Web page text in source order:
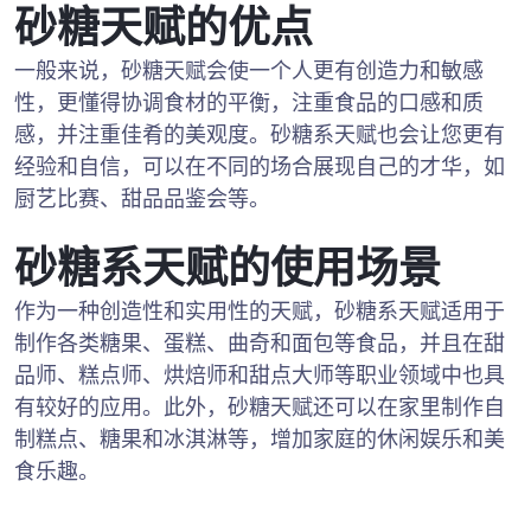
砂糖天赋的优点
一般来说，砂糖天赋会使一个人更有创造力和敏感
性，更懂得协调食材的平衡，注重食品的口感和质
感，并注重佳肴的美观度。砂糖系天赋也会让您更有
经验和自信，可以在不同的场合展现自己的才华，如
厨艺比赛、甜品品鉴会等。
砂糖系天赋的使用场景
作为一种创造性和实用性的天赋，砂糖系天赋适用于
制作各类糖果、蛋糕、曲奇和面包等食品，并且在甜
品师、糕点师、烘焙师和甜点大师等职业领域中也具
有较好的应用。此外，砂糖天赋还可以在家里制作自
制糕点、糖果和冰淇淋等，增加家庭的休闲娱乐和美
食乐趣。